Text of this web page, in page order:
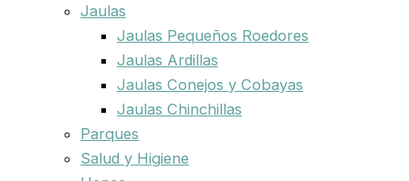
Jaulas
Jaulas Pequeños Roedores
Jaulas Ardillas
Jaulas Conejos y Cobayas
Jaulas Chinchillas
Parques
Salud y Higiene